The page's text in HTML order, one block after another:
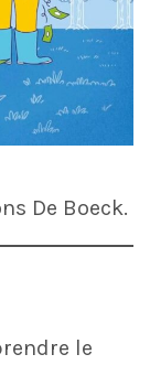
De Boeck.
le